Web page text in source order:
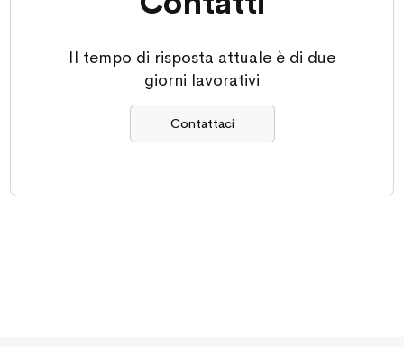
Il tempo di risposta attuale è di due
giorni lavorativi
Contattaci